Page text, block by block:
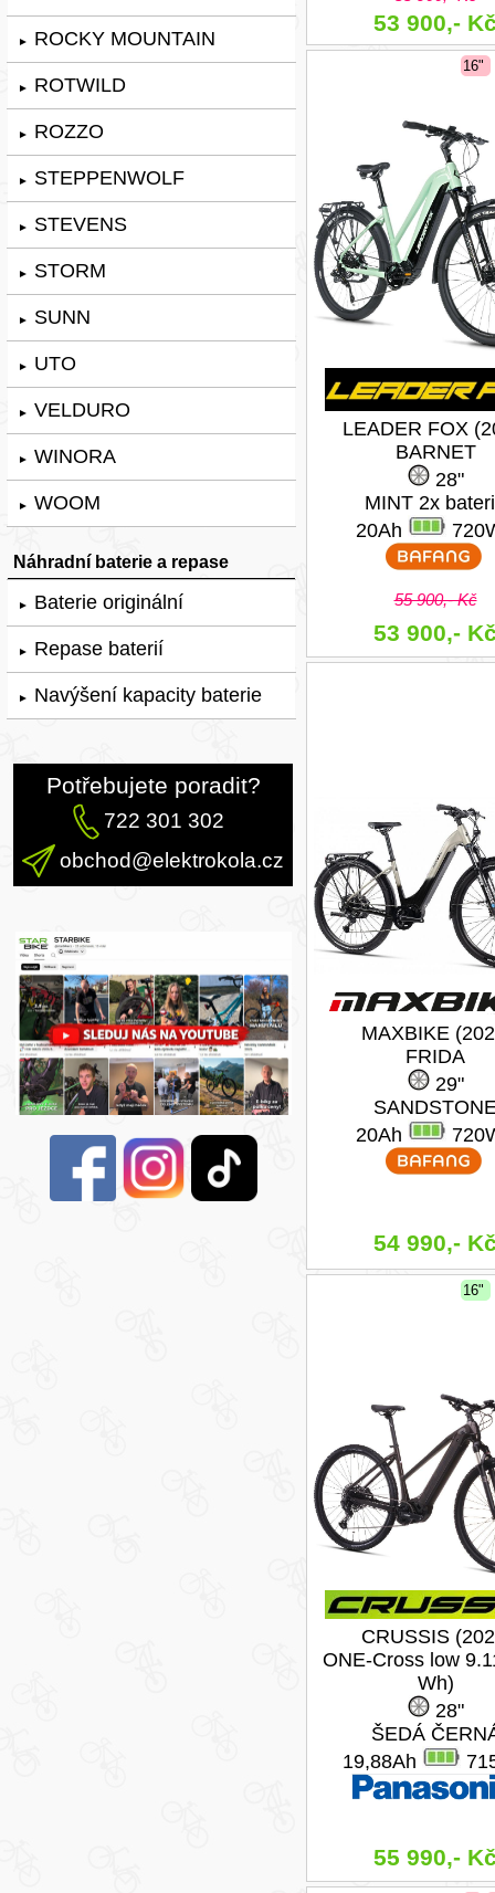
► ROCKY MOUNTAIN
► ROTWILD
► ROZZO
► STEPPENWOLF
► STEVENS
► STORM
► SUNN
► UTO
► VELDURO
► WINORA
► WOOM
Náhradní baterie a repase
► Baterie originální
► Repase baterií
► Navýšení kapacity baterie
Potřebujete poradit?
722 301 302
obchod@elektrokola.cz
53 900,-
16"
LEADER FOX
BARNET
28"
MINT 2x
20Ah
55 900,- Kč
53 900,-
MAXBIKE
FRIDA
29"
20Ah
54 990,-
16"
CRUSSIS
ONE-Cross low
Wh)
28"
ŠEDÁ
19,88Ah
55 990,-